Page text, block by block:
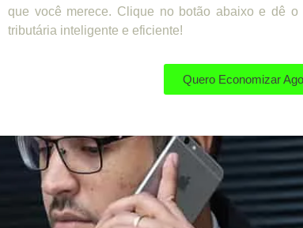
que você merece. Clique no botão abaixo e dê o
tributária inteligente e eficiente!
Quero Economizar